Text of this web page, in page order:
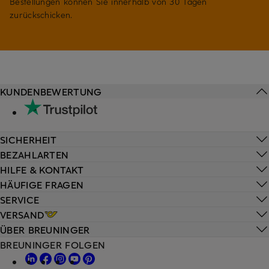
zurückschicken.
HILFE & KONTAKT
HÄUFIGE FRAGEN
SERVICE
VERSAND
KUNDENBEWERTUNG
SICHERHEIT
BEZAHLARTEN
ÜBER BREUNINGER
BREUNINGER FOLGEN